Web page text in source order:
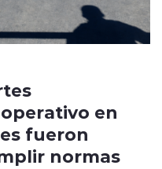
en
fueron
normas